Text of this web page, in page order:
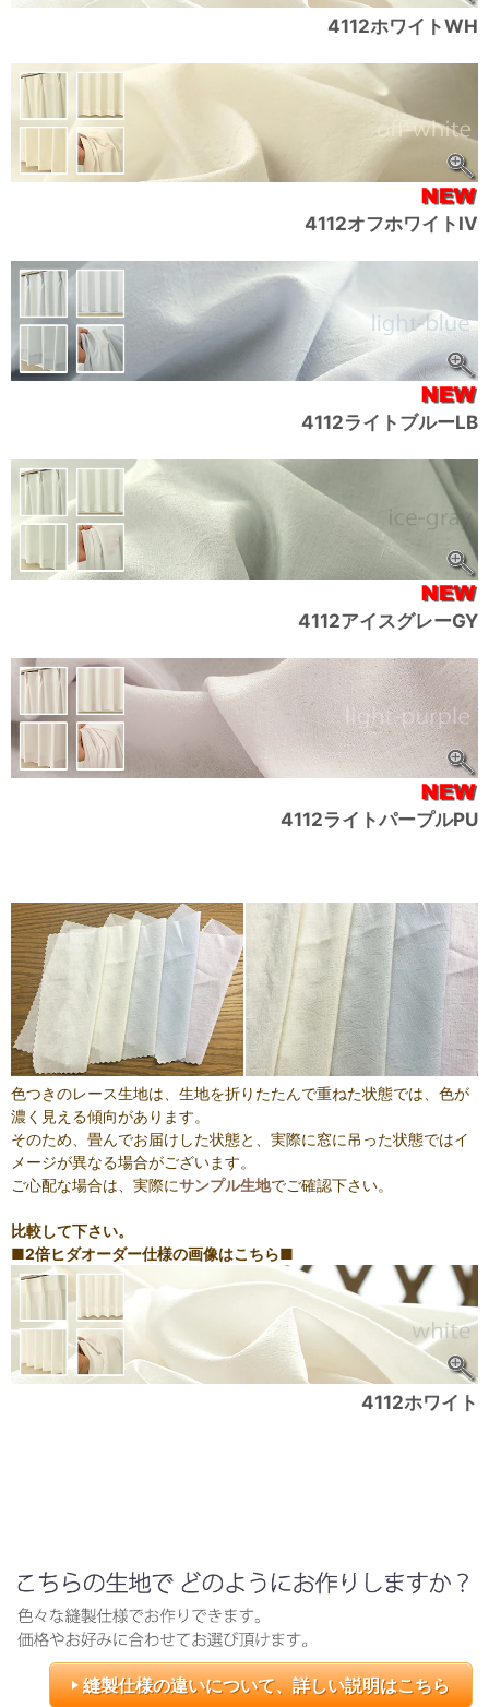
4112ホワイトWH
4112オフホワイトIV
4112ライトブルーLB
4112アイスグレーGY
4112ライトパープルPU
色つきのレース生地は、生地を折りたたんで重ねた状態では、色が
濃く見える傾向があります。
そのため、畳んでお届けした状態と、実際に窓に吊った状態ではイ
メージが異なる場合がございます。
ご心配な場合は、実際にサンプル生地でご確認下さい。
比較して下さい。
■2倍ヒダオーダー仕様の画像はこちら■
4112ホワイト
縫製仕様の違いについて、詳しい説明はこちら